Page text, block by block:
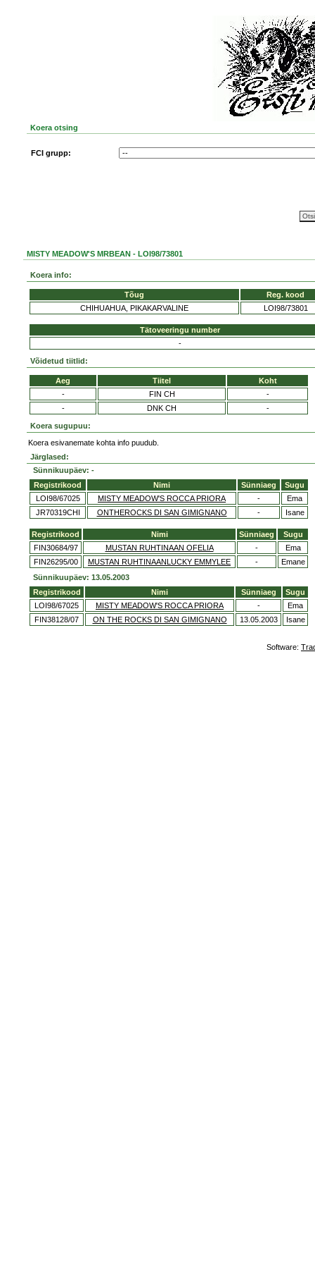
Koera otsing
FCI grupp:
MISTY MEADOW'S MRBEAN - LOI98/73801
Koera info:
Tõug
Reg. kood
CHIHUAHUA, PIKAKARVALINE
LOI98/73801
Tätoveeringu number
-
Võidetud tiitlid:
Aeg Tiitel
Koht
-
FIN CH
-
-
DNK CH -
Koera sugupuu:
Koera esivanemate kohta info puudub.
Järglased:
Sünnikuupäev: -
Registrikood
Nimi Sünniaeg
Sugu
LOI98/67025
MISTY MEADOW'S ROCCA PRIORA -
Ema
JR70319CHI
ONTHEROCKS DI SAN GIMIGNANO - Isane
Registrikood Nimi Sünniaeg
Sugu
FIN30684/97
MUSTAN RUHTINAAN OFELIA -
Ema
FIN26295/00
MUSTAN RUHTINAANLUCKY EMMYLEE -
Emane
Sünnikuupäev: 13.05.2003
Registrikood
Nimi Sünniaeg
Sugu
LOI98/67025
MISTY MEADOW'S ROCCA PRIORA -
Ema
FIN38128/07
ON THE ROCKS DI SAN GIMIGNANO 13.05.2003 Isane
Software: